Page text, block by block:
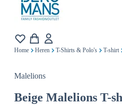
Home Heren T-Shirts & Polo's T-shirt
Malelions
Beige Malelions T-